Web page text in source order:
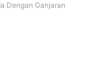
Dengan Ganjaran